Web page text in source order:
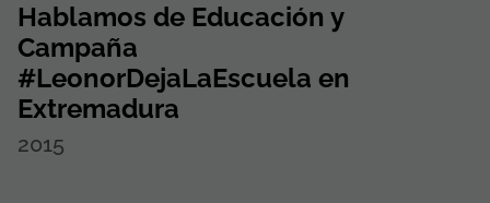
Hablamos de Educación y
Campaña
#LeonorDejaLaEscuela en
Extremadura
2015